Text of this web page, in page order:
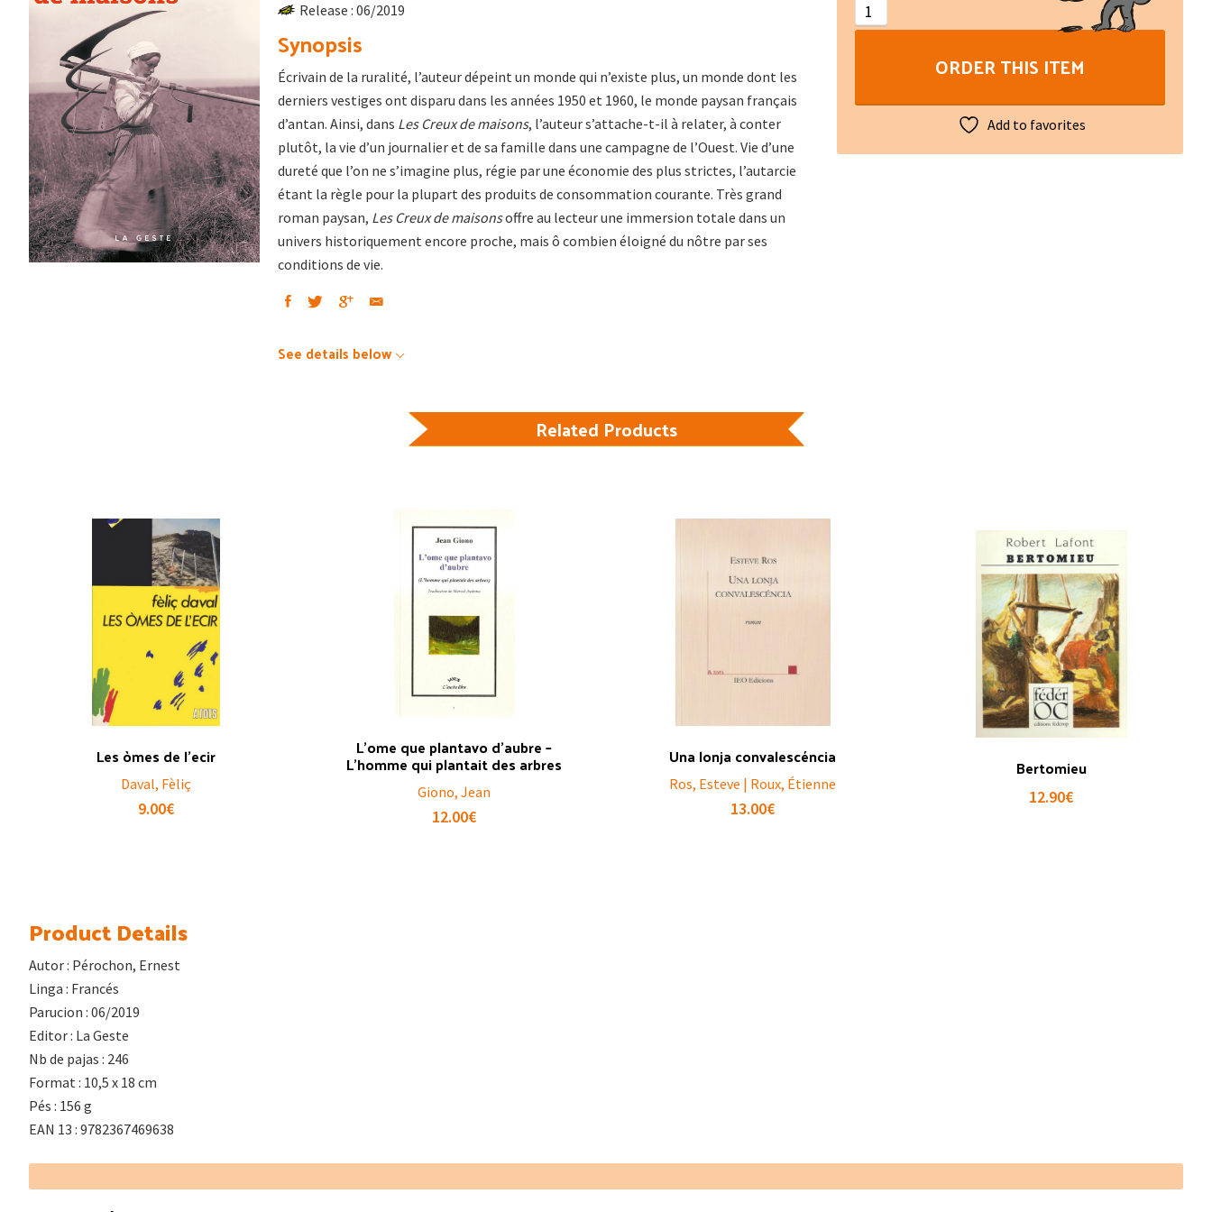
Release : 06/2019
Synopsis
Écrivain de la ruralité, l’auteur dépeint un monde qui n’existe plus, un monde dont les
derniers vestiges ont disparu dans les années 1950 et 1960, le monde paysan français
d’an­tan. Ainsi, dans Les Creux de maisons, l’auteur s’attache-t-il à relater, à conter
plutôt, la vie d’un journalier et de sa famille dans une cam­pagne de l’Ouest. Vie d’une
dureté que l’on ne s’imagine plus, régie par une économie des plus strictes, l’autarcie
étant la règle pour la plupart des produits de consommation cou­rante. Très grand
roman paysan, Les Creux de maisonsoffre au lecteur une immersion totale dans un
univers historiquement encore proche, mais ô combien éloigné du nôtre par ses
conditions de vie.
See details below
maisons
ORDER THIS ITEM
Add to favorites
Related Products
Les òmes de l’ecir
Daval, Fèliç
9.00€
L’ome que plantavo d’aubre –
L’homme qui plantait des arbres
Giono, Jean
12.00€
Una lonja convalescéncia
Ros, Esteve | Roux, Étienne
13.00€
Bertomieu
12.90€
Product Details
Autor : Pérochon, Ernest
Linga : Francés
Parucion : 06/2019
Editor : La Geste
Nb de pajas : 246
Format : 10,5 x 18 cm
Pés : 156 g
EAN 13 : 9782367469638
Footer